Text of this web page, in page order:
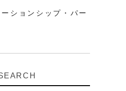
ションシップ・パー